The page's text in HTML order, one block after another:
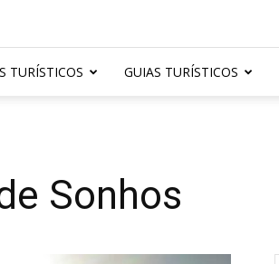
TURÍSTICOS GUIAS TURÍSTICOS
Sonhos